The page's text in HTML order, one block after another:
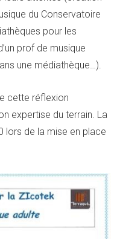
du Conservatoire
pour les
prof de musique
une médiathèque…).
cette réflexion
expertise du terrain. La
lors de la mise en place